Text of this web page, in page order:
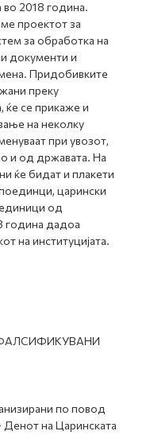
во 2018 година.
проектот за
за обработка на
документи и
Придобивките
преку
ќе се прикаже и
на неколку
при увозот,
и од државата. На
ќе бидат и плакети
царински
од
година дадоа
на институцијата.
по повод
на Царинската